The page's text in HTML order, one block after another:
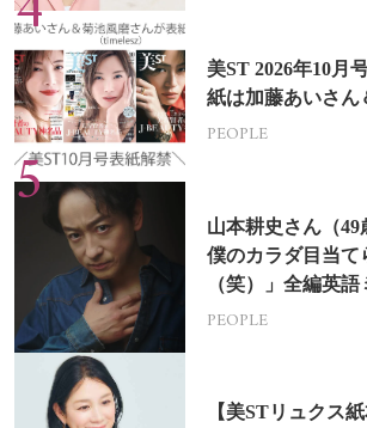
美ST 2026年10月
紙は加藤あいさん
PEOPLE
山本耕史さん（
僕のカラダ目当て
（笑）」全編英
挑戦
PEOPLE
【美STリュクス